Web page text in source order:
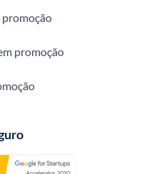
promoção
promoção